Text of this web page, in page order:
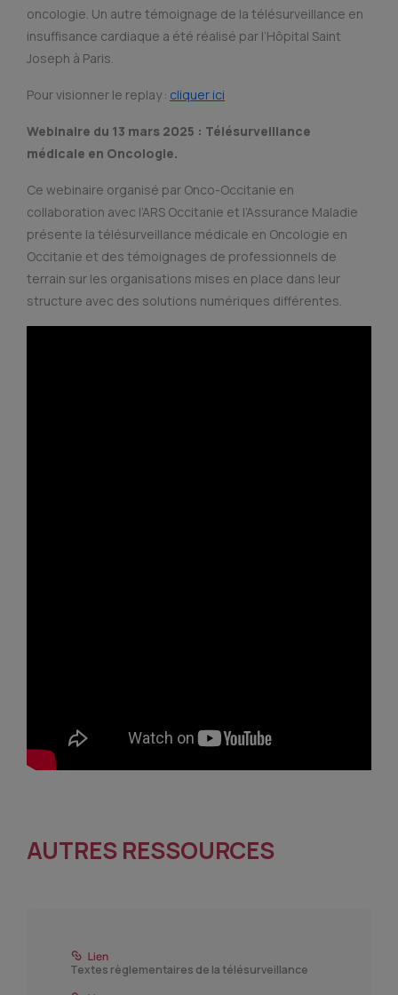
oncologie. Un autre témoignage de la télésurveillance en
insuffisance cardiaque a été réalisé par l’Hôpital Saint
Joseph à Paris.
Pour visionner le replay : cliquer ici
Webinaire du 13 mars 2025 : Télésurveillance
médicale en Oncologie.
Ce webinaire organisé par Onco-Occitanie en
collaboration avec l’ARS Occitanie et l’Assurance Maladie
présente la télésurveillance médicale en Oncologie en
Occitanie et des témoignages de professionnels de
terrain sur les organisations mises en place dans leur
structure avec des solutions numériques différentes.
AUTRES RESSOURCES
Textes règlementaires de la télésurveillance